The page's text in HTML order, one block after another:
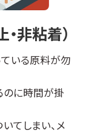
相談ください
非粘着）
いる原料が勿
に時間が掛
てしまい、メ